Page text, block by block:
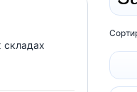
складах